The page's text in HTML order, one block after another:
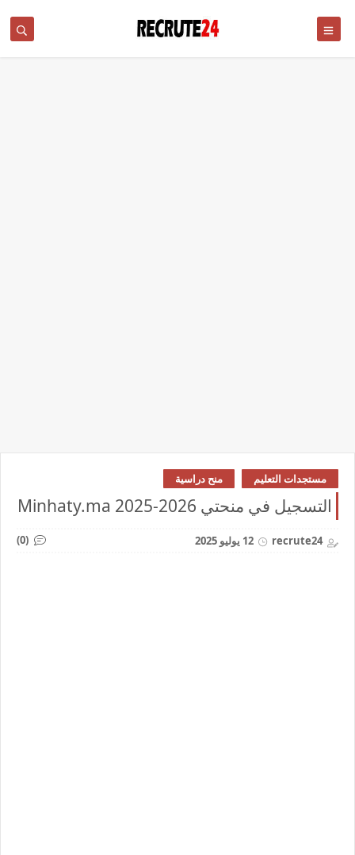
مستجدات التعليم منح دراسية
التسجيل في منحتي 2026-2025 Minhaty.ma
recrute24 12 يوليو 2025 (0)